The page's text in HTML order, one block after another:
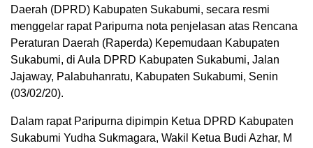
Daerah (DPRD) Kabupaten Sukabumi, secara resmi
menggelar rapat Paripurna nota penjelasan atas Rencana
Peraturan Daerah (Raperda) Kepemudaan Kabupaten
Sukabumi, di Aula DPRD Kabupaten Sukabumi, Jalan
Jajaway, Palabuhanratu, Kabupaten Sukabumi, Senin
(03/02/20).
Dalam rapat Paripurna dipimpin Ketua DPRD Kabupaten
Sukabumi Yudha Sukmagara, Wakil Ketua Budi Azhar, M